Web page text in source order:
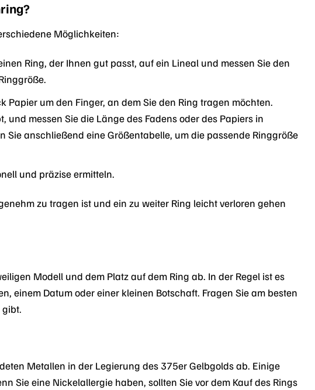
Möglichkeiten:
Ring, der Ihnen gut passt, auf ein Lineal und messen Sie den
Papier um den Finger, an dem Sie den Ring tragen möchten.
messen Sie die Länge des Fadens oder des Papiers in
anschließend eine Größentabelle, um die passende Ringgröße
und präzise ermitteln.
zu tragen ist und ein zu weiter Ring leicht verloren gehen
Modell und dem Platz auf dem Ring ab. In der Regel ist es
einem Datum oder einer kleinen Botschaft. Fragen Sie am besten
gibt.
Metallen in der Legierung des 375er Gelbgolds ab. Einige
Sie eine Nickelallergie haben, sollten Sie vor dem Kauf des Rings